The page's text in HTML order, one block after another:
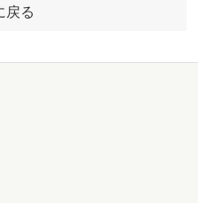
戻る